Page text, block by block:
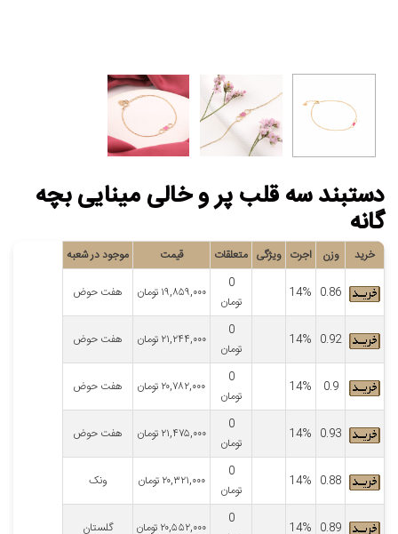
دستبند سه قلب پر و خالی مینایی بچه
گانه
خرید وزن اجرت ویژگی متعلقات قیمت موجود در شعبه
0.86
14%
0
تومان
۱۹,۸۵۹,۰۰۰ تومان هفت حوض
0.92
14%
0
تومان
۲۱,۲۴۴,۰۰۰ تومان هفت حوض
0.9
14%
0
تومان
۲۰,۷۸۲,۰۰۰ تومان هفت حوض
0.93
14%
0
تومان
۲۱,۴۷۵,۰۰۰ تومان هفت حوض
0.88
14%
0
تومان
۲۰,۳۲۱,۰۰۰ تومان ونک
0.89
14%
0
۲۰,۵۵۲,۰۰۰ تومان گلستان